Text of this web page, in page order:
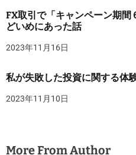
FX取引で「キャンペーン期
どいめにあった話
2023年11月16日
私が失敗した投資に関する体
2023年11月10日
More From Author